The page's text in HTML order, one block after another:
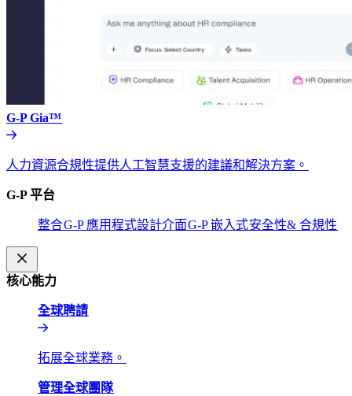
G-P Gia™​​
人力資源合規性提供人工智慧支援的建議和解決方案。​​
G-P 平台​​
整合​​G-P 應用程式設計介面​​G-P 嵌入式​​安全性& 合規性​​
核心能力​​
全球聘請​​
拓展全球業務。​​
管理全球團隊​​